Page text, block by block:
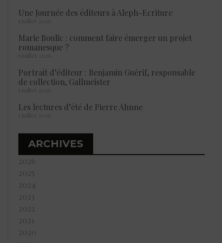
Une Journée des éditeurs à Aleph-Ecriture
5 juillet 2026
Marie Boulic : comment faire émerger un projet
romanesque ?
5 juillet 2026
Portrait d’éditeur : Benjamin Guérif, responsable
de collection, Gallmeister
5 juillet 2026
Les lectures d’été de Pierre Ahnne
1 juillet 2026
ARCHIVES
2026
2025
2024
2023
2022
2021
2020